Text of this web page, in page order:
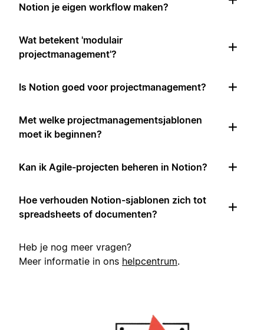
Notion je eigen workflow maken?
Wat betekent 'modulair
projectmanagement'?
Is Notion goed voor projectmanagement?
Met welke projectmanagementsjablonen
moet ik beginnen?
Kan ik Agile-projecten beheren in Notion?
Hoe verhouden Notion-sjablonen zich tot
spreadsheets of documenten?
Heb je nog meer vragen?
Meer informatie in ons helpcentrum.